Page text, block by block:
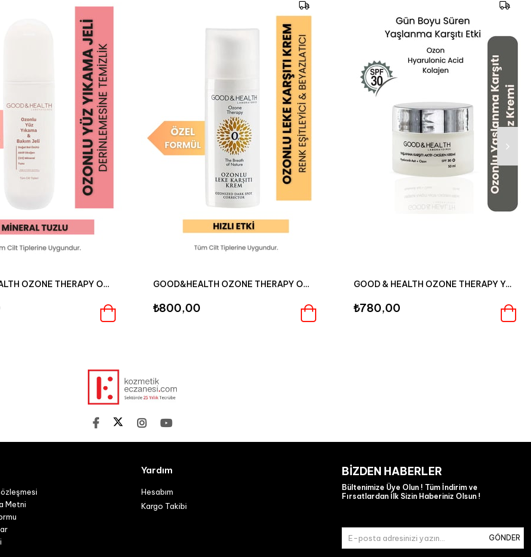
GOOD&HEALTH OZONE THERAPY OZONLU YÜZ YIKAMA VE BAKIM JELİ 200 ML GOOD&HEALTH OZONE THERAPY OZONLU RENK EŞİTLEYİCİ LEKE KREMİ 50 ML
₺800,00
GOOD & HEALTH OZONE THERAPY YAŞLANMA KARŞITI OZONLU GÜNDÜZ KREMİ 50 ML
₺780,00
Metni
Yardım
Hesabım
Kargo Takibi
BIZDEN HABERLER
Bültenimize Üye Olun ! Tüm İndirim ve
Fırsatlardan İlk Sizin Haberiniz Olsun !
GÖNDER